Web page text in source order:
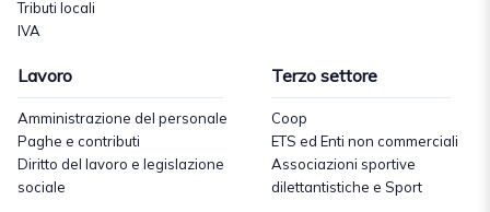
Tributi locali
IVA
Lavoro
Amministrazione del personale
Paghe e contributi
Diritto del lavoro e legislazione
sociale
Terzo settore
Coop
ETS ed Enti non commerciali
Associazioni sportive
dilettantistiche e Sport